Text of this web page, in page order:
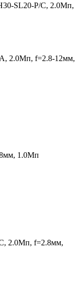
SL20-P/C, 2.0Мп,
2.0Мп, f=2.8-12мм,
1.0Мп
2.0Мп, f=2.8мм,